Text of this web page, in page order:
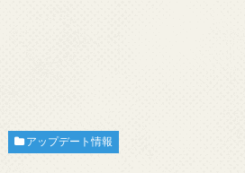
アップデート情報